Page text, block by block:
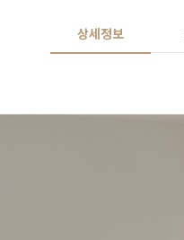
상세정보